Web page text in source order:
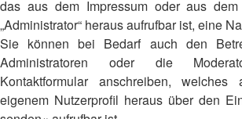
das aus dem Impressum oder aus
„Administrator“ heraus aufrufbar ist, eine
Sie können bei Bedarf auch den
Administratoren oder die
Kontaktformular anschreiben,
eigenem Nutzerprofil heraus über den